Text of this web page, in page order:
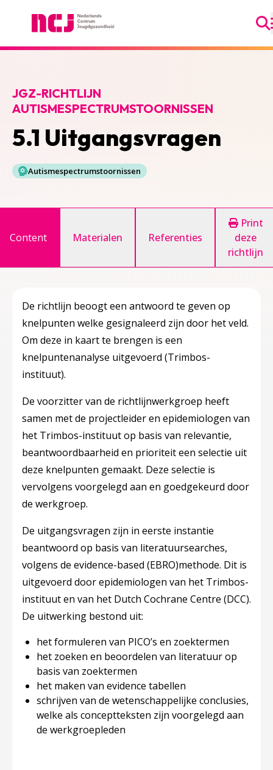
5.1 Uitgangsvragen
JGZ-RICHTLIJN
AUTISMESPECTRUMSTOORNISSEN
Autismespectrumstoornissen
Content Materialen Referenties
Print
deze
richtlijn
De richtlijn beoogt een antwoord te geven op
knelpunten welke gesignaleerd zijn door het veld.
Om deze in kaart te brengen is een
knelpuntenanalyse uitgevoerd (Trimbos-
instituut).
De voorzitter van de richtlijnwerkgroep heeft
samen met de projectleider en epidemiologen van
het Trimbos-instituut op basis van relevantie,
beantwoordbaarheid en prioriteit een selectie uit
deze knelpunten gemaakt. Deze selectie is
vervolgens voorgelegd aan en goedgekeurd door
de werkgroep.
De uitgangsvragen zijn in eerste instantie
beantwoord op basis van literatuursearches,
volgens de ​ evidence-based ​ (EBRO)methode. Dit is
uitgevoerd door epidemiologen van het Trimbos-
instituut en van het Dutch Cochrane Centre (DCC).
De uitwerking bestond uit:
het formuleren van PICO’s en zoektermen
het zoeken en beoordelen van literatuur op
basis van zoektermen
het maken van ​ evidence ​ tabellen
schrijven van de wetenschappelijke conclusies,
welke als conceptteksten zijn voorgelegd aan
de werkgroepleden